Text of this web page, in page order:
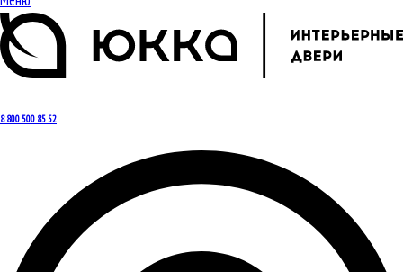
8 800 500 85 52